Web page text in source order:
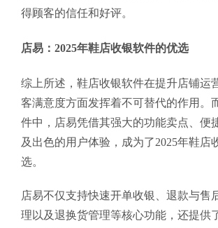
得顾客的信任和好评。
店易：2025年鞋店收银软件的优选
综上所述，鞋店收银软件在提升店铺运
客满意度方面发挥着不可替代的作用。
件中，店易凭借其强大的功能卖点、便
及出色的用户体验，成为了2025年鞋店
选。
店易不仅支持快速开单收银、退款与售
理以及退换货管理等核心功能，还提供